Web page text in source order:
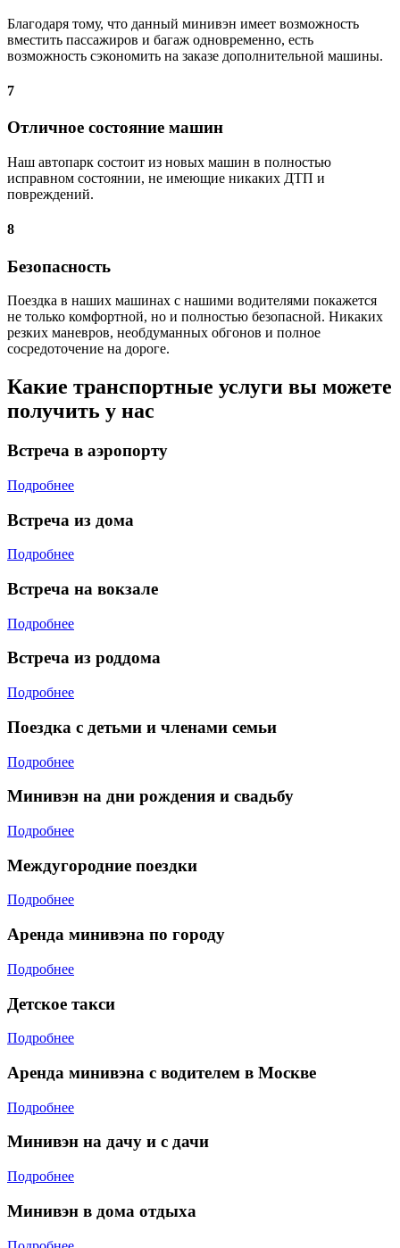
Благодаря тому, что данный минивэн имеет возможность
вместить пассажиров и багаж одновременно, есть
возможность сэкономить на заказе дополнительной машины.
7
Отличное состояние машин
Наш автопарк состоит из новых машин в полностью
исправном состоянии, не имеющие никаких ДТП и
повреждений.
8
Безопасность
Поездка в наших машинах с нашими водителями покажется
не только комфортной, но и полностью безопасной. Никаких
резких маневров, необдуманных обгонов и полное
сосредоточение на дороге.
Какие транспортные услуги вы можете
получить у нас
Встреча в аэропорту
Подробнее
Встреча из дома
Подробнее
Встреча на вокзале
Подробнее
Встреча из роддома
Подробнее
Поездка с детьми и членами семьи
Подробнее
Минивэн на дни рождения и свадьбу
Подробнее
Междугородние поездки
Подробнее
Аренда минивэна по городу
Подробнее
Детское такси
Подробнее
Аренда минивэна с водителем в Москве
Подробнее
Минивэн на дачу и с дачи
Подробнее
Минивэн в дома отдыха